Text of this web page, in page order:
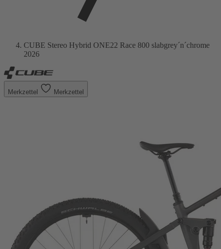
CUBE Stereo Hybrid ONE22 Race 800 slabgrey´n´chrome
2026
Merkzettel Merkzettel